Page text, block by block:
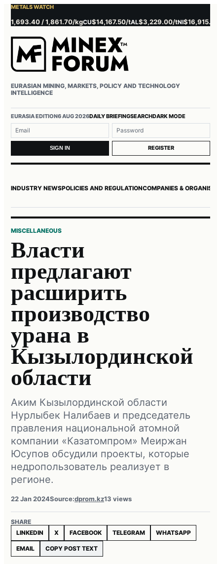
METALS WATCH
/ 1,861.70/kgCU$14,167.50/tAL$3,229.00/tNI$16,915.00/t
EURASIAN MINING, MARKETS, POLICY AND TECHNOLOGY
INTELLIGENCE
EURASIA EDITION6 AUG 2026DAILY BRIEFINGSEARCHDARK MODE
SIGN IN REGISTER
INDUSTRY NEWSPOLICIES AND REGULATIONCOMPANIES &
MISCELLANEOUS
Власти
предлагают
расширить
производство
урана в
Кызылординской
области
Аким Кызылординской области
Нурлыбек Налибаев и председатель
правления национальной атомной
компании «Казатомпром» Меиржан
Юсупов обсудили проекты, которые
недропользователь реализует в
регионе.
22 Jan 2024Source:dprom.kz13 views
SHARE
LINKEDIN
X FACEBOOK TELEGRAM WHATSAPP
EMAIL COPY POST TEXT